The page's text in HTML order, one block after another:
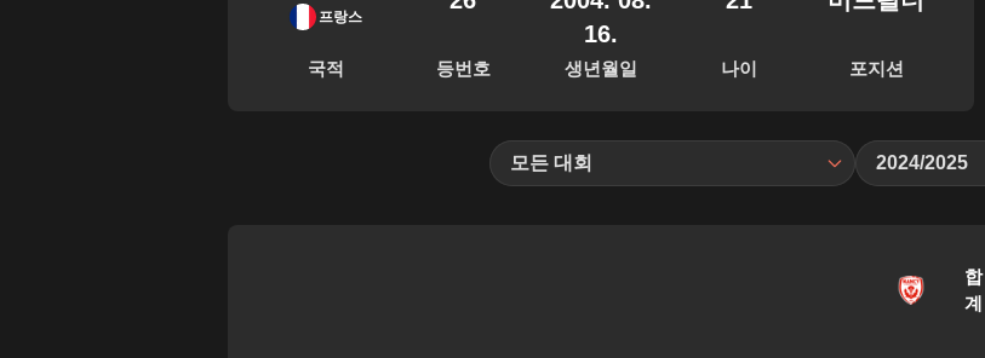
프랑스
국적 등번호
16.
생년월일 나이 포지션
모든 대회 2024/2025
합
계